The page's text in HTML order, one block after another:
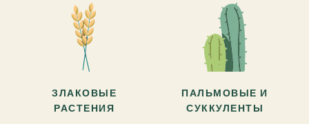
ЗЛАКОВЫЕ
РАСТЕНИЯ
ПАЛЬМОВЫЕ И
СУККУЛЕНТЫ